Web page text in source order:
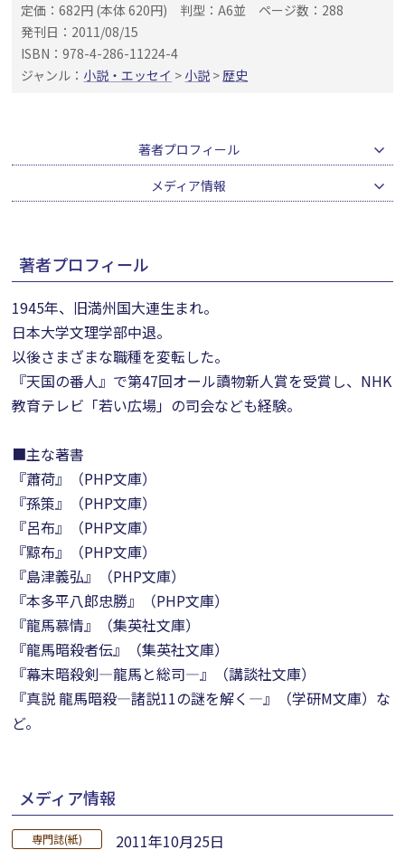
定価：682円 (本体 620円) 判型：A6並
ページ数：288
発刊日：2011/08/15
ISBN：978-4-286-11224-4
ジャンル： 小説・エッセイ > 小説 >歴史
著者プロフィール
メディア情報
著者プロフィール
1945年、旧満州国大連生まれ。
日本大学文理学部中退。
以後さまざまな職種を変転した。
『天国の番人』で第47回オール讀物新人賞を受賞し、NHK
教育テレビ「若い広場」の司会なども経験。
■主な著書
『蕭荷』（PHP文庫）
『孫策』（PHP文庫）
『呂布』（PHP文庫）
『黥布』（PHP文庫）
『島津義弘』（PHP文庫）
『本多平八郎忠勝』（PHP文庫）
『龍馬慕情』（集英社文庫）
『龍馬暗殺者伝』（集英社文庫）
『幕末暗殺剣―龍馬と総司―』（講談社文庫）
『真説 龍馬暗殺―諸説11の謎を解く―』（学研M文庫）な
ど。
メディア情報
専門誌(紙)
2011年10月25日